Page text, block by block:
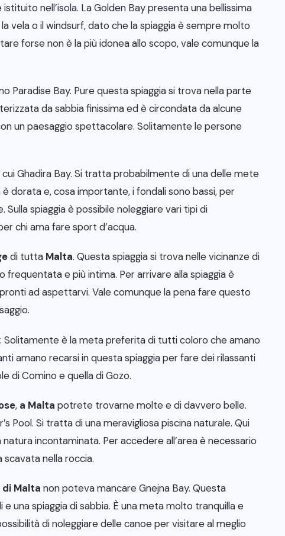
nell’isola. La Golden Bay presenta una bellissima
vela o il windsurf, dato che la spiaggia è sempre molto
forse non è la più idonea allo scopo, vale comunque la
Paradise Bay. Pure questa spiaggia si trova nella parte
da sabbia finissima ed è circondata da alcune
un paesaggio spettacolare. Solitamente le persone
Ghadira Bay. Si tratta probabilmente di una delle mete
dorata e, cosa importante, i fondali sono bassi, per
spiaggia è possibile noleggiare vari tipi di
chi ama fare sport d’acqua.
di tutta Malta. Questa spiaggia si trova nelle vicinanze di
frequentata e più intima. Per arrivare alla spiaggia è
ad aspettarvi. Vale comunque la pena fare questo
Solitamente è la meta preferita di tutti coloro che amano
amano recarsi in questa spiaggia per fare dei rilassanti
di Comino e quella di Gozo.
, a Malta potrete trovarne molte e di davvero belle.
Pool. Si tratta di una meravigliosa piscina naturale. Qui
incontaminata. Per accedere all’area è necessario
scavata nella roccia.
di Malta non poteva mancare Gnejna Bay. Questa
una spiaggia di sabbia. È una meta molto tranquilla e
di noleggiare delle canoe per visitare al meglio